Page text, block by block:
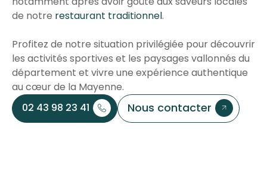
de notre restaurant traditionnel.
Profitez de notre situation privilégiée pour découvrir
les activités sportives et les paysages vallonnés du
département et vivre une expérience authentique
au cœur de la Mayenne.
02 43 98 23 41
Nous contacter